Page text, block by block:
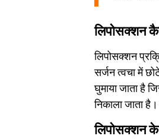
लिपोसक्शन
लिपोसक्शन
सर्जन त्वचा में
घुमाया जाता है
निकाला जाता
लिपोसक्शन के